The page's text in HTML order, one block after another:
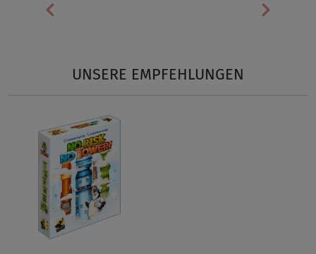
Vorherige
UNSERE EMPFEHLUNGEN